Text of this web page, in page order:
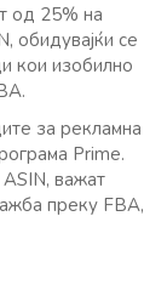
од 25% на
обидувајќи се
кои изобилно
за рекламна
Prime.
важат
преку FBA,